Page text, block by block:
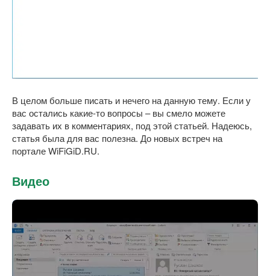
В целом больше писать и нечего на данную тему. Если у
вас остались какие-то вопросы – вы смело можете
задавать их в комментариях, под этой статьей. Надеюсь,
статья была для вас полезна. До новых встреч на
портале WiFiGiD.RU.
Видео